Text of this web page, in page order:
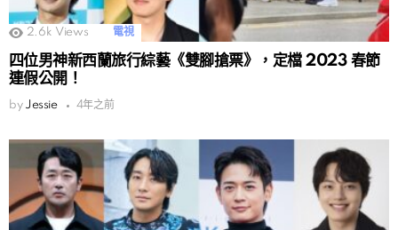
2.6k Views 電視
四位男神新西蘭旅行綜藝《雙腳搶票》，定檔 2023 春節
連假公開！
by Jessie 4年之前